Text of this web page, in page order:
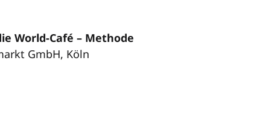
World-Café – Methode
GmbH, Köln